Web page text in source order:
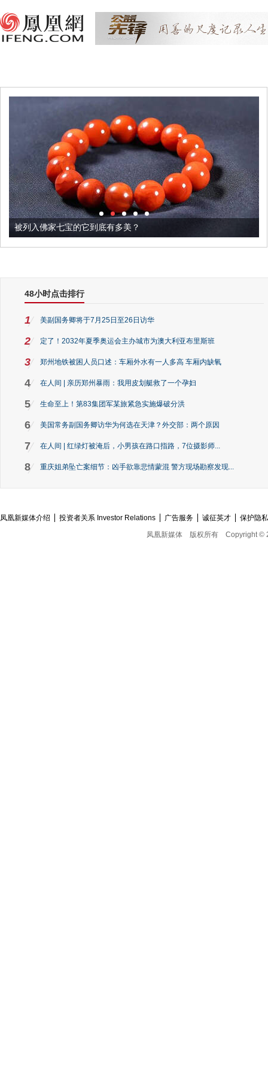
被列入佛家七宝的它到底有多美？
48小时点击排行
1 美副国务卿将于7月25日至26日访华
2 定了！2032年夏季奥运会主办城市为澳大利亚布里斯班
3 郑州地铁被困人员口述：车厢外水有一人多高 车厢内缺氧
4 在人间 | 亲历郑州暴雨：我用皮划艇救了一个孕妇
5 生命至上！第83集团军某旅紧急实施爆破分洪
6 美国常务副国务卿访华为何选在天津？外交部：两个原因
7 在人间 | 红绿灯被淹后，小男孩在路口指路，7位摄影师...
8 重庆姐弟坠亡案细节：凶手欲靠悲情蒙混 警方现场勘察发现...
凤凰新媒体介绍 投资者关系 Investor Relations 广告服务 诚征英才
保护隐
凤凰新媒体
版权所有 Copyright ©